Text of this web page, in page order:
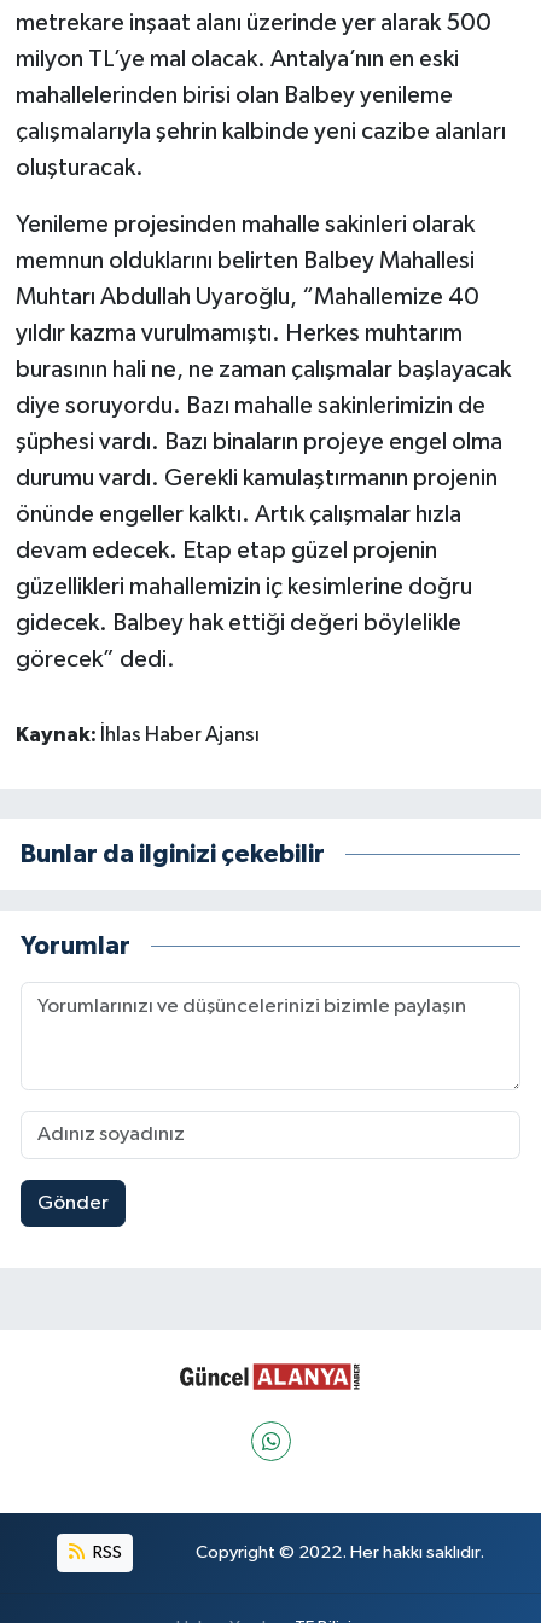
metrekare inşaat alanı üzerinde yer alarak 500
milyon TL’ye mal olacak. Antalya’nın en eski
mahallelerinden birisi olan Balbey yenileme
çalışmalarıyla şehrin kalbinde yeni cazibe alanları
oluşturacak.
Yenileme projesinden mahalle sakinleri olarak
memnun olduklarını belirten Balbey Mahallesi
Muhtarı Abdullah Uyaroğlu, “Mahallemize 40
yıldır kazma vurulmamıştı. Herkes muhtarım
burasının hali ne, ne zaman çalışmalar başlayacak
diye soruyordu. Bazı mahalle sakinlerimizin de
şüphesi vardı. Bazı binaların projeye engel olma
durumu vardı. Gerekli kamulaştırmanın projenin
önünde engeller kalktı. Artık çalışmalar hızla
devam edecek. Etap etap güzel projenin
güzellikleri mahallemizin iç kesimlerine doğru
gidecek. Balbey hak ettiği değeri böylelikle
görecek” dedi.
Kaynak: İhlas Haber Ajansı
Bunlar da ilginizi çekebilir
Yorumlar
Gönder
RSS Copyright © 2022. Her hakkı saklıdır.